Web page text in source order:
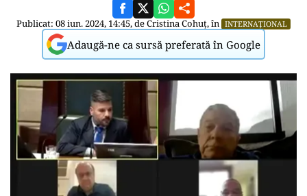
Publicat: 08 iun. 2024, 14:45, deCristina Cohuț, în INTERNAȚIONAL
Adaugă-ne ca sursă preferată în Google